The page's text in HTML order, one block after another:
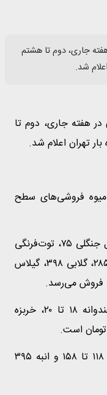
جاری، دوم تا هشتم
شد.
هفته جاری، دوم تا
تهران اعلام شد.
میوه فروشی‌های سطح
هر کیلو گرم آلبالو ۱۹۸، انگور ۱۵۰، پرتقال جنگلی ۷۵، توت‌فرنگی
۱۱۰، زردآلو ۱۰۰، سیب گلاب ۲۴۸، شلیل ۲۸۵، گلابی ۳۹۸، گیلاس
در بازار میوه‌های آبدار هر کیلو گرم هندوانه ۱۸ تا ۲۰، خربزه
بازار میوه‌های وارداتی هر کیلو گرم موز ۱۱۸ تا ۱۵۸ و انبه ۳۹۵